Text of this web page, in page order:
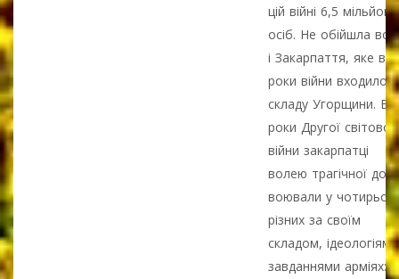
цій війні 6,5 мільйона
осіб. Не обійшла
і Закарпаття, яке в
роки війни входило
складу Угорщини. В
роки Другої світової
війни закарпатці
волею трагічної долі
воювали у чотирьох
різних за своїм
складом, ідеологіями
завданнями арміях: